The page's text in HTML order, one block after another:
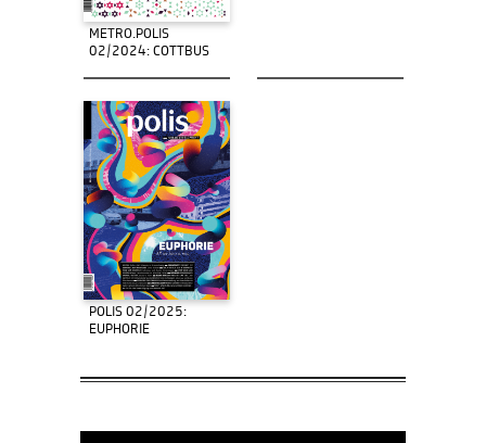
METRO.POLIS
02/2024: COTTBUS
POLIS 02/2025:
EUPHORIE